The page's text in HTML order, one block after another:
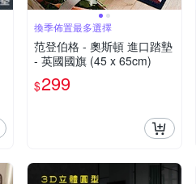
換季佈置最多選擇
范登伯格 - 奧斯頓 進口踏墊
- 英國國旗 (45 x 65cm)
$299